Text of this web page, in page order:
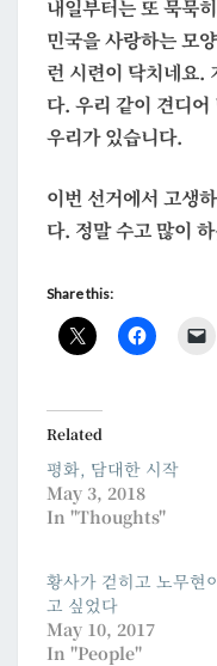
내일부터는 또 묵묵
민국을 사랑하는 모
런 시련이 닥치네요.
다. 우리 같이 견디
우리가 있습니다.
이번 선거에서 고생
다. 정말 수고 많이
Share this:
Related
평화, 담대한 시작
May 3, 2018
In "Thoughts"
황사가 걷히고 노무현
고 싶었다
May 10, 2017
In "People"